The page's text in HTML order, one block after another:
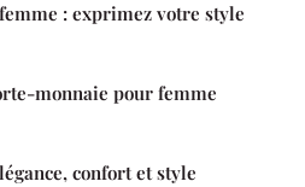
: exprimez votre style
monnaie pour femme
confort et style